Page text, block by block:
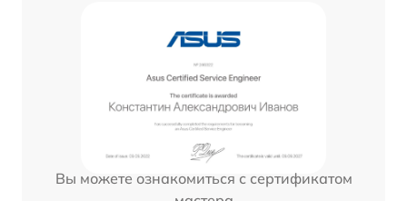
Вы можете ознакомиться с сертификатом